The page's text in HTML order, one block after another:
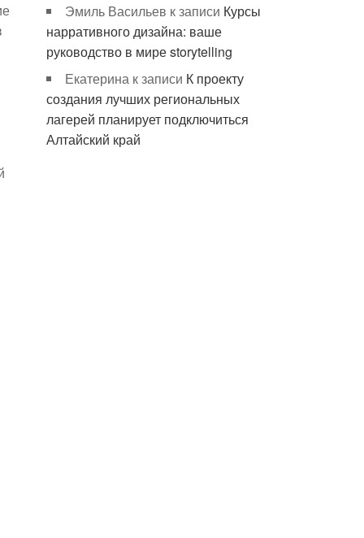
Эмиль Васильев к записи Курсы
нарративного дизайна: ваше
руководство в мире storytelling
Екатерина к записи К проекту
создания лучших региональных
лагерей планирует подключиться
Алтайский край